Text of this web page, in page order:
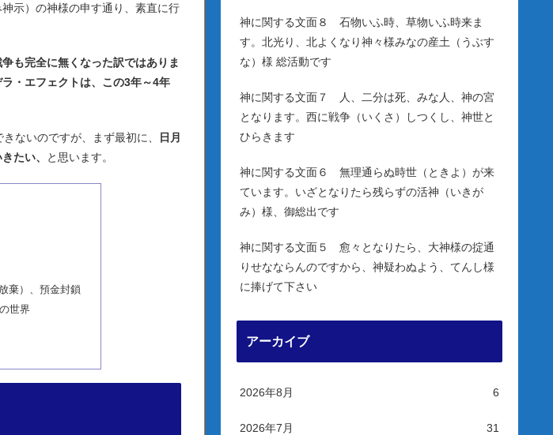
示）の神様の申す通り、素直に行
も完全に無くなった訳ではありま
・エフェクトは、この3年～4年
ないのですが、まず最初に、
日月
たい、
と思います。
棄）、預金封鎖
世界
神に関する文面８ 石物いふ時、草物いふ時来ま
す。北光り、北よくなり神々様みなの産土（うぶす
な）様 総活動です
神に関する文面７ 人、二分は死、みな人、神の宮
となります。西に戦争（いくさ）しつくし、神世と
ひらきます
神に関する文面６ 無理通らぬ時世（ときよ）が来
ています。いざとなりたら残らずの活神（いきが
み）様、御総出です
神に関する文面５ 愈々となりたら、大神様の掟通
りせなならんのですから、神疑わぬよう、てんし様
に捧げて下さい
アーカイブ
2026年8月 6
2026年7月 31